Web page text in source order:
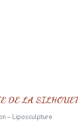
DE LA
– Liposculpture